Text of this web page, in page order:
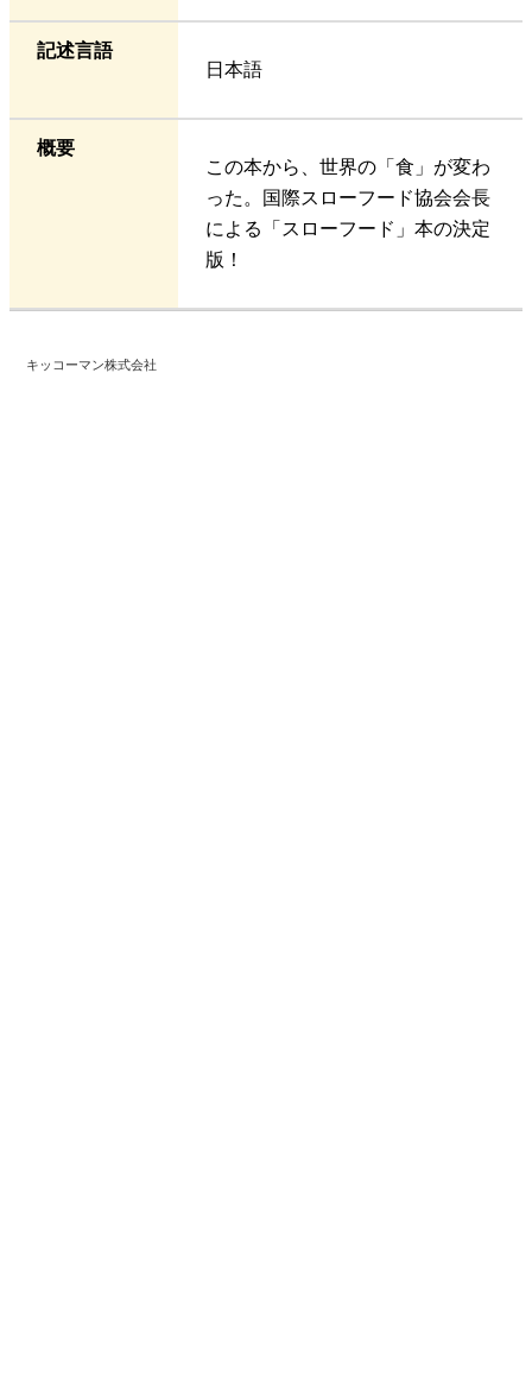
記述言語
日本語
概要
この本から、世界の「食」が変わ
った。国際スローフード協会会長
による「スローフード」本の決定
版！
キッコーマン株式会社